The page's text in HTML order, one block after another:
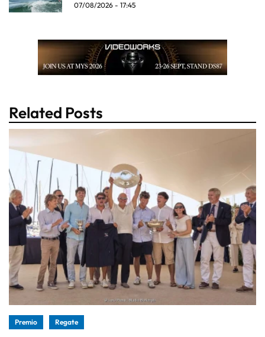
07/08/2026 - 17:45
Related Posts
Premio Regate